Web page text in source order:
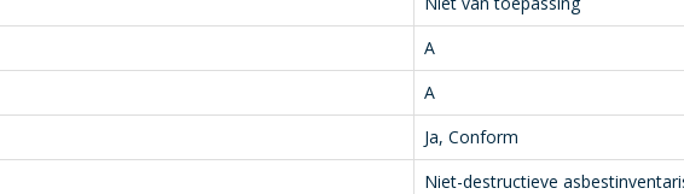
A
A
Ja, Conform
Niet-destructieve